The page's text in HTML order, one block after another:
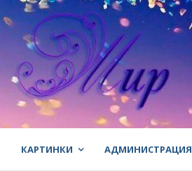
КАРТИНКИ АДМИНИСТРАЦИЯ